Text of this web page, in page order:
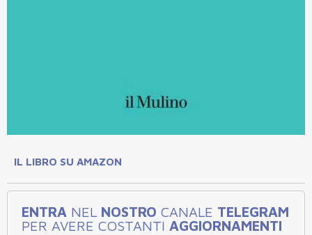
IL LIBRO SU AMAZON
ENTRA NEL NOSTRO CANALE TELEGRAM
PER AVERE COSTANTI AGGIORNAMENTI